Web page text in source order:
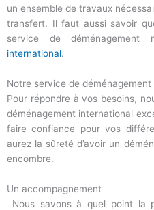
un ensemble de travaux
transfert. Il faut aussi savoir
service de déménagement
international.
Notre service de
Pour répondre à vos besoins,
déménagement international
faire confiance pour vos
aurez la sûreté d’avoir un
encombre.
Un accompagnement
Nous savons à quel point la